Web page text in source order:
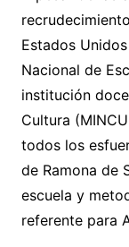
Estados
Nacional de
institución
Cultura
todos los
de Ramona de
escuela y
referente para